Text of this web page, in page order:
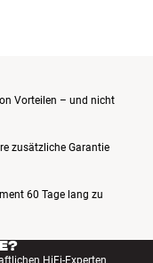
Vorteilen – und nicht
zusätzliche Garantie
60 Tage lang zu
HiFi-Experten